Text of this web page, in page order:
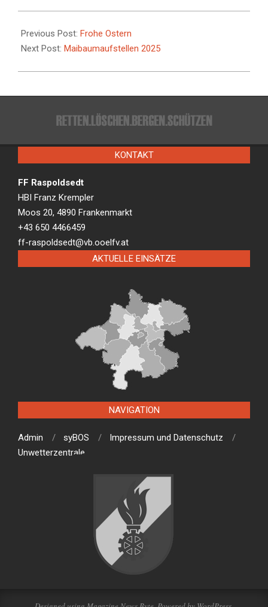
04-
26
Previous Post: Frohe Ostern
Next Post: Maibaumaufstellen 2025
KONTAKT
FF Raspoldsedt
HBI Franz Krempler
Moos 20, 4890 Frankenmarkt
+43 650 4466459
ff-raspoldsedt@vb.ooelfv.at
AKTUELLE EINSÄTZE
NAVIGATION
Admin syBOS
Impressum und Datenschutz
Unwetterzentrale